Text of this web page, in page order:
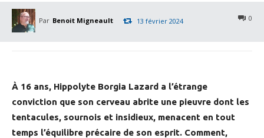
Par Benoit Migneault 0
13 février 2024
À 16 ans, Hippolyte Borgia Lazard a l’étrange
conviction que son cerveau abrite une pieuvre dont les
tentacules, sournois et insidieux, menacent en tout
temps l’équilibre précaire de son esprit. Comment,